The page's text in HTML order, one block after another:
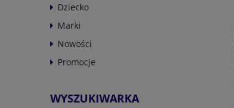
Dziecko
Marki
Nowości
Promocje
WYSZUKIWARKA